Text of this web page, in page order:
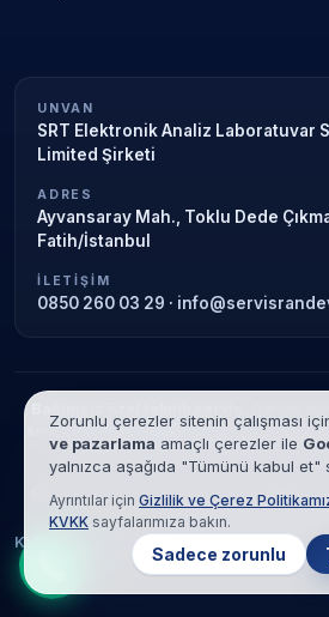
UNVAN
SRT Elektronik Analiz Laboratuvar
Limited Şirketi
ADRES
Ayvansaray Mah., Toklu Dede
Fatih/İstanbul
İLETIŞIM
0850 260 03 29 ·
Garanti
servis kapsamındaki cihazlar için hizmet
tanımlama amaçlıdır; yetkili servis
© 2026 SRT Elektronik Analiz Laboratuvar
Şirketi. Tüm hakları
KVKK
Çerez Politikası Hizmet Şartları
Zorunlu çerezler sitenin çalışması
ve pazarlama amaçlı çerezler ile
yalnızca aşağıda "Tümünü kabul et"
Ayrıntılar için Gizlilik ve Çerez
KVKK sayfalarımıza bakın.
Sadece zorunlu